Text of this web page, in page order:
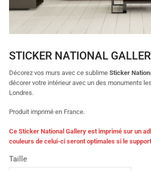
STICKER NATIONAL
Décorez vos murs avec ce sublime Sticker
décorer votre intérieur avec un des monuments
Londres.
Produit imprimé en France.
Ce Sticker National Gallery est imprimé sur un
couleurs de celui-ci seront optimales si le
Taille